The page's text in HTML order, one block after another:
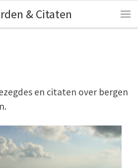
& Citaten
en citaten over bergen